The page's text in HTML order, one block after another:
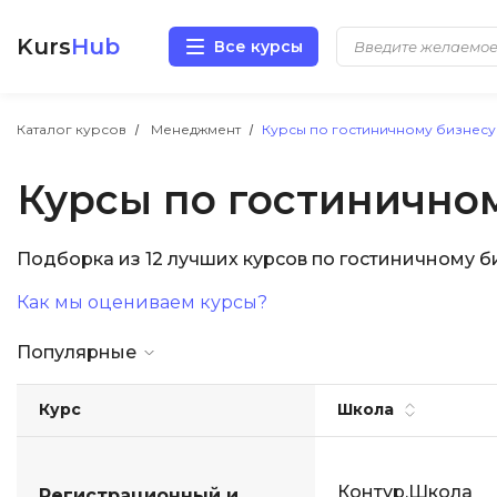
KursHub Все курсы
Каталог курсов Менеджмент Курсы по гостиничному бизнесу
Курсы по
Подборка из 12 лучших курсов по гостиничному
Как мы оцениваем курсы?
Популярные
Курс Школа
Контур.Школа
Разработка
Маркетинг
Аналитика
Иностранные языки